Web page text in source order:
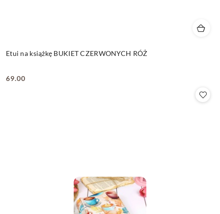
Etui na książkę BUKIET CZERWONYCH RÓŻ
Cena:
69.00